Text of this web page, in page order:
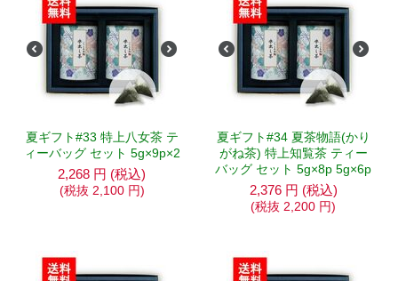
夏ギフト#33 特上八女茶 テ
ィーバッグ セット 5g×9p×2
2,268 円 (税込)
(税抜 2,100 円)
夏ギフト#34 夏茶物語(かり
がね茶) 特上知覧茶 ティー
バッグ セット 5g×8p 5g×6p
2,376 円 (税込)
(税抜 2,200 円)